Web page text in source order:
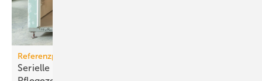
Referenzprojekt Geberit
Serielle Badfertigung im Pful­len­dor­fer